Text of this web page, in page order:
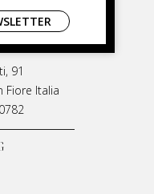
91
Fiore Italia